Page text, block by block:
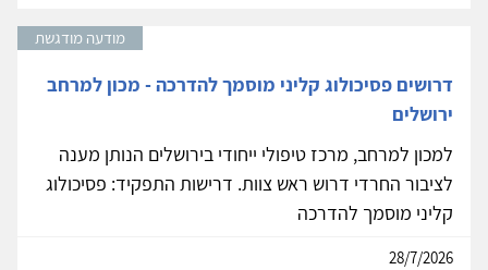
מודעה מודגשת
דרושים פסיכולוג קליני מוסמך להדרכה - מכון למרחב
ירושלים
למכון למרחב, מרכז טיפולי ייחודי בירושלים הנותן מענה
לציבור החרדי דרוש ראש צוות. דרישות התפקיד: פסיכולוג
קליני מוסמך להדרכה
28/7/2026